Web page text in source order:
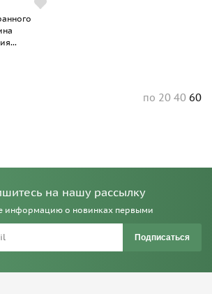
по 20 40 60
на нашу рассылку
информацию о новинках первыми
Подписаться